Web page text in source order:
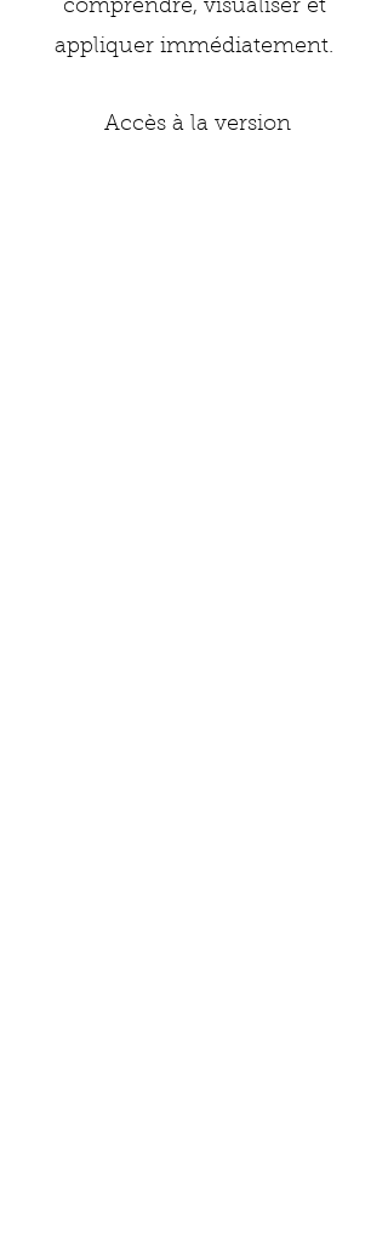
comprendre, visualiser et
appliquer immédiatement.
​​ Accès à la version